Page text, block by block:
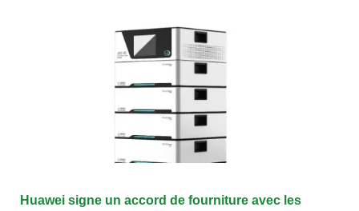
Huawei signe un accord de fourniture avec les